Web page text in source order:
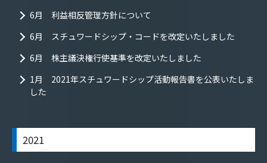
6月 利益相反管理方針について
6月 スチュワードシップ・コードを改定いたしました
6月 株主議決権行使基準を改定いたしました
1月 2021年スチュワードシップ活動報告書を公表いたしま
した
2021